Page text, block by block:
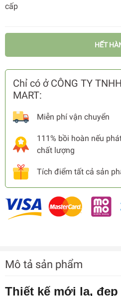
cấp
HẾT
Chỉ có ở CÔNG TY
MART:
Miễn phí vận chuyển
111% bồi hoàn nếu
chất lượng
Tích điểm tất cả sản
Mô tả sản phẩm
Thiết kế mới lạ, đẹp